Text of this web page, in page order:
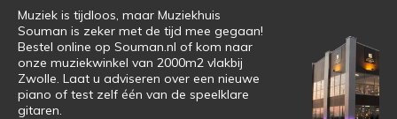
Muziek is tijdloos, maar Muziekhuis
Souman is zeker met de tijd mee gegaan!
Bestel online op Souman.nl of kom naar
onze muziekwinkel van 2000m2 vlakbij
Zwolle. Laat u adviseren over een nieuwe
piano of test zelf één van de speelklare
gitaren.